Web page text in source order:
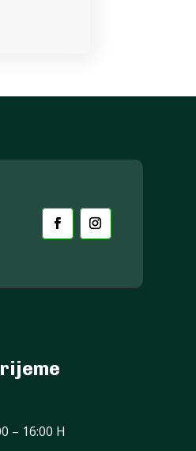
– 16:00 H